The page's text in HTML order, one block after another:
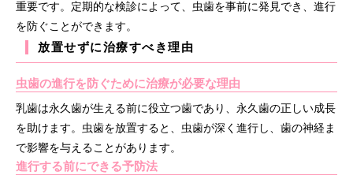
重要です。定期的な検診によって、虫歯を事前に発見でき、進行
を防ぐことができます。
放置せずに治療すべき理由
虫歯の進行を防ぐために治療が必要な理由
乳歯は永久歯が生える前に役立つ歯であり、永久歯の正しい成長
を助けます。虫歯を放置すると、虫歯が深く進行し、歯の神経ま
で影響を与えることがあります。
進行する前にできる予防法